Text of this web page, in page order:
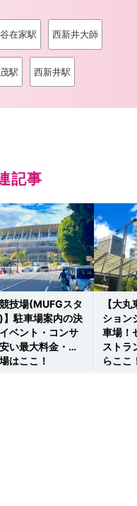
谷在家駅 西新井大師
駅 西新井駅
記事
競技場(MUFGスタ
】駐車場案内の決
ベント・コンサ
い最大料金・予
はここ！
【大
ション
車場！
ストラ
らここ